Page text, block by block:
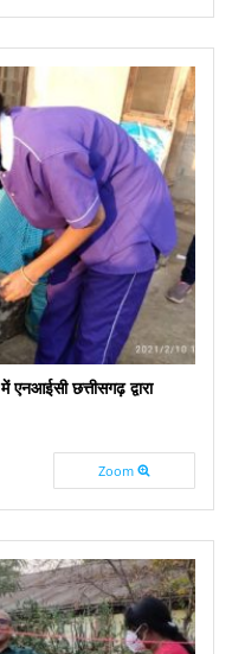
छत्तीसगढ़ द्वारा
Zoom